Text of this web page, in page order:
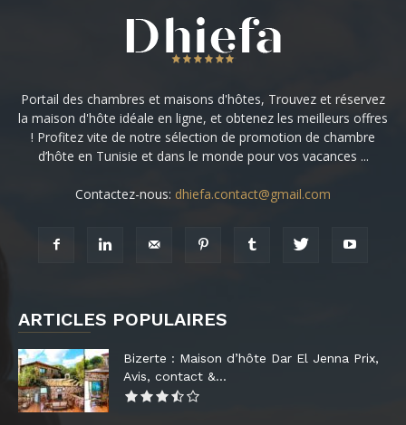
Portail des chambres et maisons d'hôtes, Trouvez et réservez
la maison d'hôte idéale en ligne, et obtenez les meilleurs offres
! Profitez vite de notre sélection de promotion de chambre
d’hôte en Tunisie et dans le monde pour vos vacances ...
Contactez-nous: dhiefa.contact@gmail.com
ARTICLES POPULAIRES
Bizerte : Maison d’hôte Dar El Jenna Prix,
Avis, contact &...